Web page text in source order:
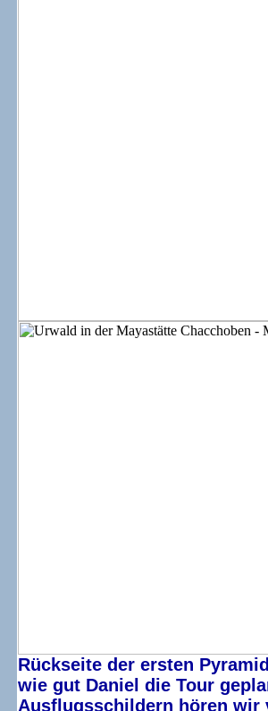
Rückseite der ersten
wie gut Daniel die Tour
Ausflugsschildern hören wir